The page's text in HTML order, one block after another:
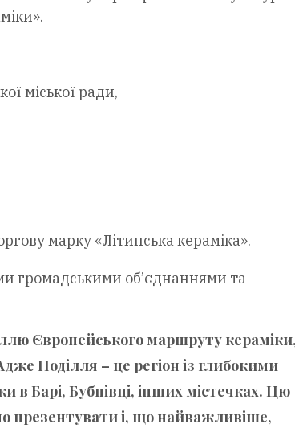
міської ради,
марку «Літинська кераміка».
громадськими об’єднаннями та
Європейського маршруту
Поділля – це регіон із глибокими
в Барі, Бубнівці, інших містечках. Цю
презентувати і, що найважливіше,